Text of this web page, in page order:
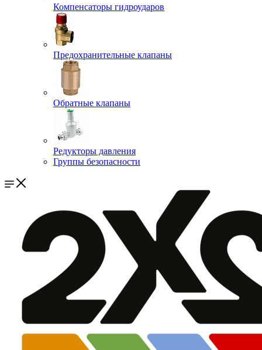
Компенсаторы гидроударов
Предохранительные клапаны
Обратные клапаны
Редукторы давления
Группы безопасности